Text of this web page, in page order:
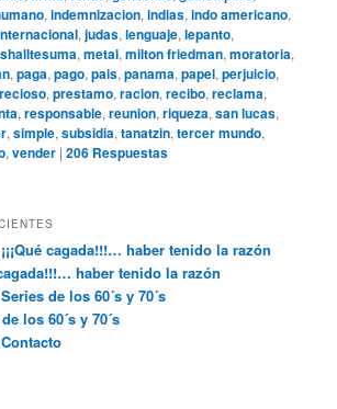
,indemnizacion,indias,indo americano,
,judas,lenguaje,lepanto,
,metal,milton friedman,moratoria,
,paga,pago,pais,panama,papel,perjuicio,
,prestamo,racion,recibo,reclama,
,responsable,reunion,riqueza,san lucas,
,simple,subsidia,tanatzin,tercer mundo,
,vender |206 Respuestas
¡¡¡Qué cagada!!!… haber tenido la razón
cagada!!!… haber tenido la razón
Series de los 60´s y 70´s
los 60´s y 70´s
Contacto